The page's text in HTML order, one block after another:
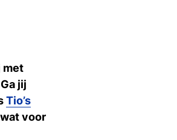
en
met
jij
Tio’s
wat voor